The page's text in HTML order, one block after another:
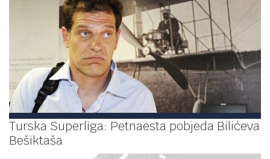
Turska Superliga: Petnaesta pobjeda Bilićeva
Bešiktaša